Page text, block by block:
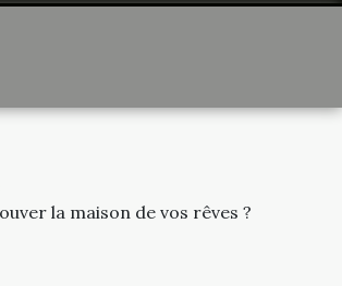
la maison de vos rêves ?